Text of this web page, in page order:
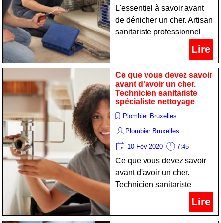
L'essentiel à savoir avant
de dénicher un cher. Artisan
sanitariste professionnel
Lire
Ce que vous devez savoir
avant d'avoir un cher.
Technicien sanitariste
spécialiste nettoyage
Plombier Bruxelles
Plombier Bruxelles
10 Fév 2020 7:45
Ce que vous devez savoir
avant d'avoir un cher.
Technicien sanitariste
Lire